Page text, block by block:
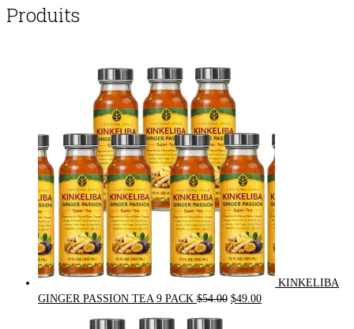
Produits
KINKELIBA
GINGER PASSION TEA 9 PACK $54.00 Original
$49.00Current